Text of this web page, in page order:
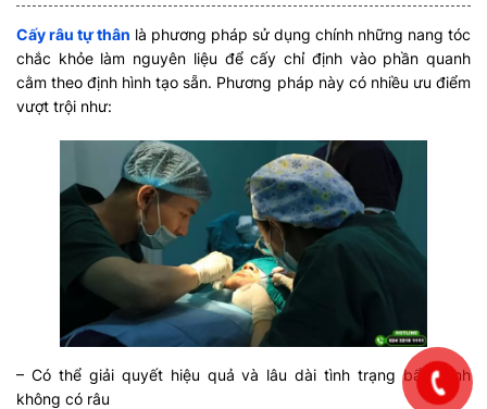
Cấy râu tự thân là phương pháp sử dụng chính những nang tóc
chắc khỏe làm nguyên liệu để cấy chỉ định vào phần quanh
cằm theo định hình tạo sẵn. Phương pháp này có nhiều ưu điểm
vượt trội như:
– Có thể giải quyết hiệu quả và lâu dài tình trạng bẩm sinh
không có râu